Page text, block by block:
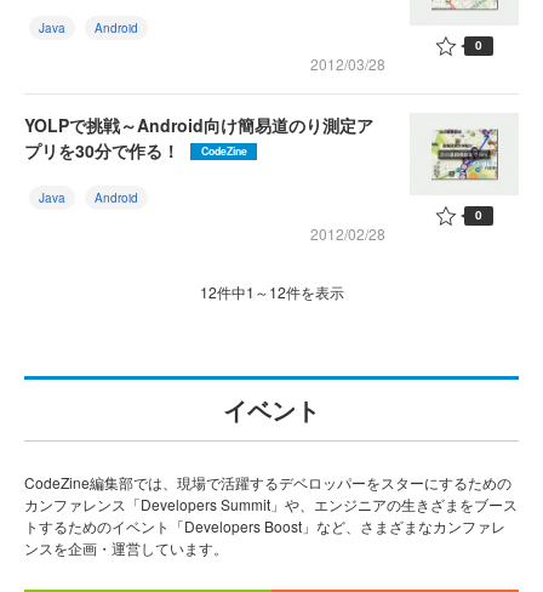
Java Android
2012/03/28
0
YOLPで挑戦～Android向け簡易道のり測定ア
プリを30分で作る！
CodeZine
Java Android
2012/02/28
0
12件中1～12件を表示
イベント
CodeZine編集部では、現場で活躍するデベロッパーをスターにするための
カンファレンス「Developers Summit」や、エンジニアの生きざまをブース
トするためのイベント「Developers Boost」など、さまざまなカンファレ
ンスを企画・運営しています。